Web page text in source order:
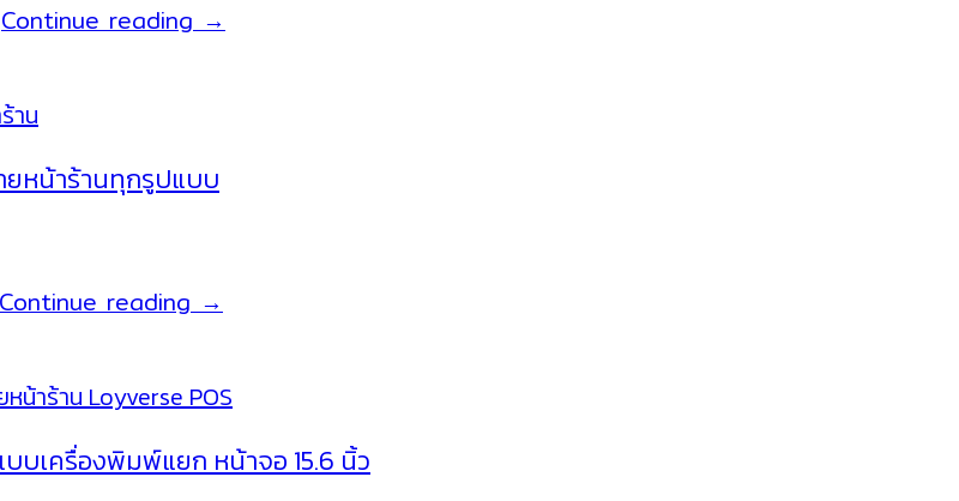
Continue readingSunmi
หน้า
Android
→
ยหน้าร้านทุกรูปแบบ
Continue readingSunmi
เครื่อง
แคชเชียร์
ระบบ
→
บบเครื่องพิมพ์แยก หน้าจอ 15.6 นิ้ว